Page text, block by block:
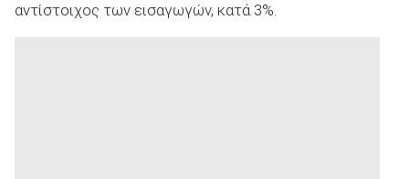
Επιχειρήσεις
αντίστοιχος των εισαγωγών, κατά 3%.